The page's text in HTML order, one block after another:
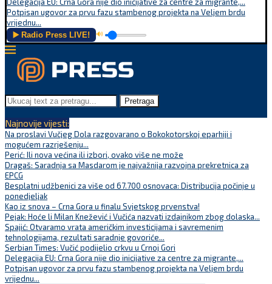
Potpisan ugovor za prvu fazu stambenog projekta na Veljem brdu
vrijednu...
▶️ Radio Press LIVE! 🔊
Pretraga
Najnovije vijesti:
Na proslavi Vučjeg Dola razgovarano o Bokokotorskoj eparhiji i
mogućem razrješenju...
Perić: Ili nova većina ili izbori, ovako više ne može
Dragaš: Saradnja sa Masdarom je najvažnija razvojna prekretnica za
EPCG
Besplatni udžbenici za više od 67.700 osnovaca: Distribucija počinje u
ponedjeljak
Kao iz snova – Crna Gora u finalu Svjetskog prvenstva!
Pejak: Hoće li Milan Knežević i Vučića nazvati izdajnikom zbog dolaska...
Spajić: Otvaramo vrata američkim investicijama i savremenim
tehnologijama, rezultati saradnje govoriće...
Serbian Times: Vučić podijelio crkvu u Crnoj Gori
Delegacija EU: Crna Gora nije dio inicijative za centre za migrante,...
Potpisan ugovor za prvu fazu stambenog projekta na Veljem brdu
vrijednu...